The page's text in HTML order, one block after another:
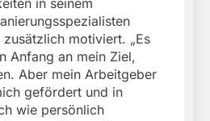
zusätzlich motiviert. „Es
Anfang an mein Ziel,
Aber mein Arbeitgeber
gefördert und in
wie persönlich